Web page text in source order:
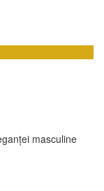
masculine